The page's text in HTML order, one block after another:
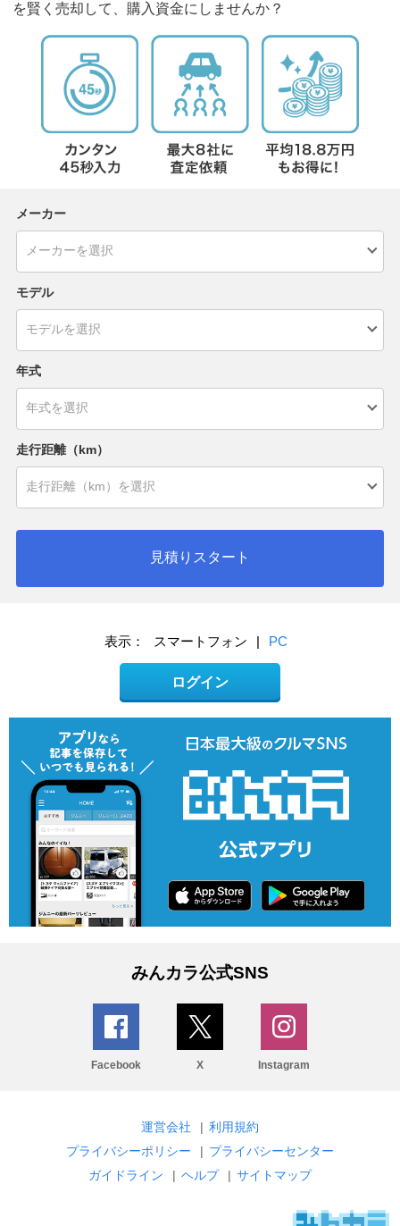
を賢く売却して、購入資金にしませんか？
メーカー
モデル
年式
走行距離（km）
見積りスタート
表示： スマートフォン | PC
ログイン
みんカラ公式SNS
Facebook X Instagram
運営会社 | 利用規約
プライバシーポリシー
| プライバシーセンター
ガイドライン
| ヘルプ | サイトマップ